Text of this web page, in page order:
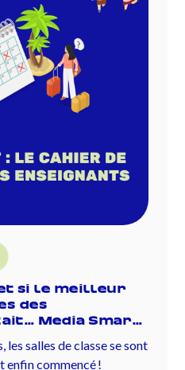
et si le meilleur
des
Media Smart
les salles de classe se sont
enfin commencé !